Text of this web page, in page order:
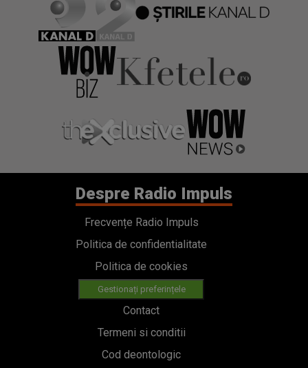
Despre Radio Impuls
Frecvențe Radio Impuls
Politica de confidentialitate
Politica de cookies
Gestionați preferințele
Contact
Termeni si conditii
Cod deontologic